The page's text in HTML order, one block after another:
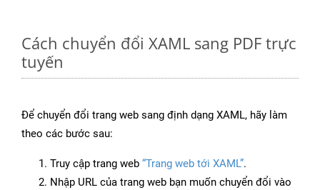
Cách chuyển đổi XAML sang PDF trực
tuyến
Để chuyển đổi trang web sang định dạng XAML, hãy làm
theo các bước sau:
Truy cập trang web “Trang web tới XAML”.
Nhập URL của trang web bạn muốn chuyển đổi vào